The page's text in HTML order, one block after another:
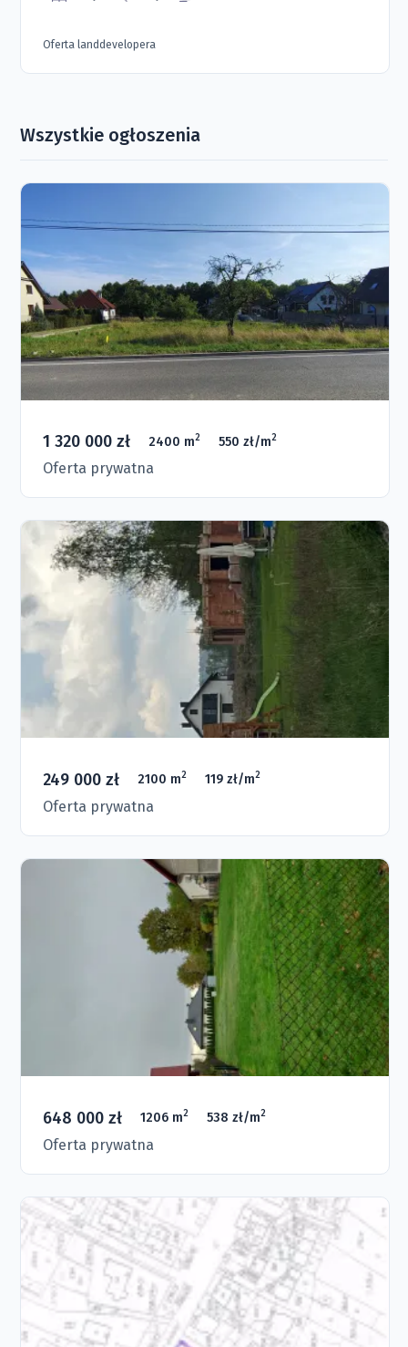
Oferta landdevelopera
Wszystkie ogłoszenia
1 320 000 zł 2400 m2 550 zł/m2
Oferta prywatna
249 000 zł 2100 m2 119 zł/m2
Oferta prywatna
648 000 zł 1206 m2 538 zł/m2
Oferta prywatna